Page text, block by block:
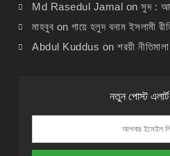
Md Rasedul Jamal onসুদ :
মাহবুব onগায়ে হলুদ বনাম ইসলামী
Abdul Kuddus onশরয়ী
নতুন পোস্ট